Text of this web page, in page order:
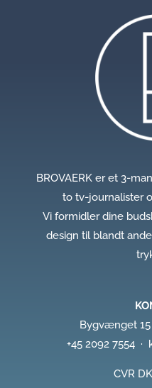
BROVAERK er et 3-
to tv-journalister
Vi formidler dine
design til blandt
Bygvænget
+45 2092 7554·
CVR